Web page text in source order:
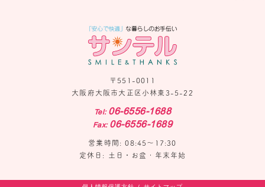
〒551-0011
大阪府大阪市大正区小林東3-5-22
Tel: 06-6556-1688
Fax: 06-6556-1689
営業時間: 08:45〜17:30
定休日: 土日・お盆・年末年始